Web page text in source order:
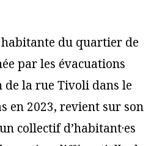
habitante du quartier de
par les évacuations
de la rue Tivoli dans le
en 2023, revient sur son
collectif d’habitant·es